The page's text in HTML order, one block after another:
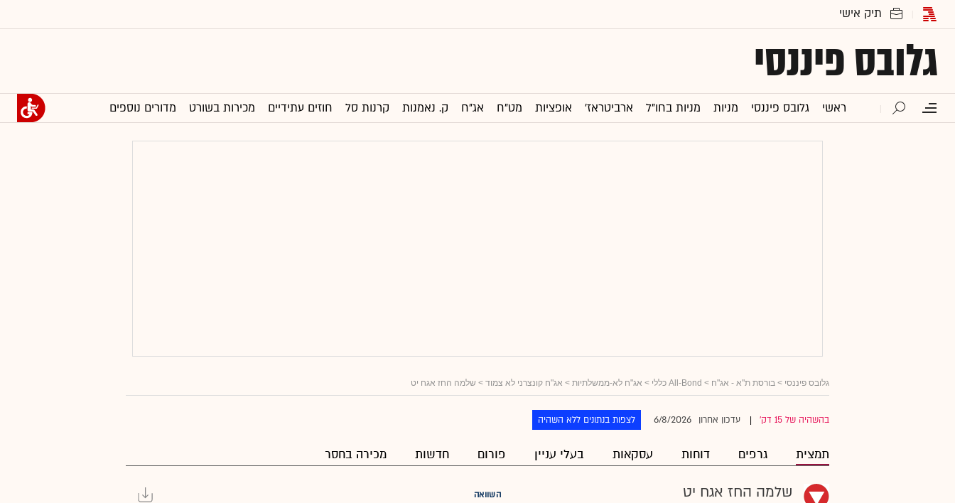
גלובס פיננסי
ראשי גלובס פיננסי מניות מניות בחו"ל ארביטראז' אופציות מט"ח אג"ח ק. נאמנות קרנות סל חוזים עתידיים מכירות בשורט מדורים נוספים
גלובס פיננסי > בורסת ת"א - אג"ח > All-Bond כללי > אג"ח לא-ממשלתיות > אג"ח קונצרני לא צמוד > שלמה החז אגח יט
בהשהיה של 15 דק' עדכון אחרון 6/8/2026 לצפות בנתונים ללא השהיה
תמצית גרפים דוחות עסקאות בעלי עניין פורום חדשות מכירה בחסר
שלמה החז אגח יט השוואה